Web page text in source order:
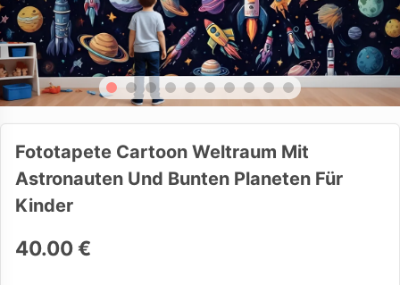
Fototapete Cartoon Weltraum Mit
Astronauten Und Bunten Planeten Für
Kinder
40.00 €